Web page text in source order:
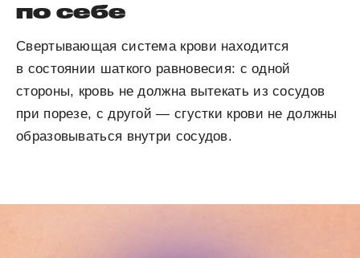
по себе
Свертывающая система крови находится
в состоянии шаткого равновесия: с одной
стороны, кровь не должна вытекать из сосудов
при порезе, с другой — сгустки крови не должны
образовываться внутри сосудов.